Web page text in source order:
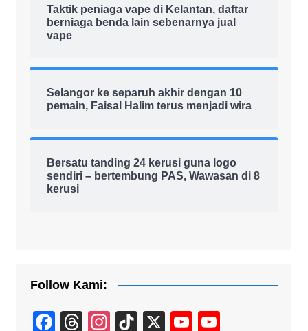
Taktik peniaga vape di Kelantan, daftar
berniaga benda lain sebenarnya jual
vape
Selangor ke separuh akhir dengan 10
pemain, Faisal Halim terus menjadi wira
Bersatu tanding 24 kerusi guna logo
sendiri – bertembung PAS, Wawasan di 8
kerusi
Follow Kami:
F T In Ti X Y